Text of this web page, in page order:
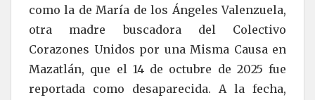
como la de María de los Ángeles Valenzuela,
otra madre buscadora del Colectivo
Corazones Unidos por una Misma Causa en
Mazatlán, que el 14 de octubre de 2025 fue
reportada como desaparecida. A la fecha,